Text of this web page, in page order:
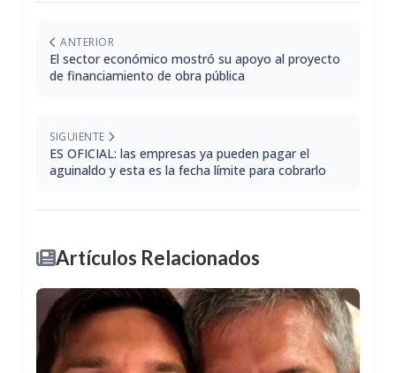
ANTERIOR
El sector económico mostró su apoyo al proyecto
de financiamiento de obra pública
SIGUIENTE
ES OFICIAL: las empresas ya pueden pagar el
aguinaldo y esta es la fecha límite para cobrarlo
Artículos Relacionados